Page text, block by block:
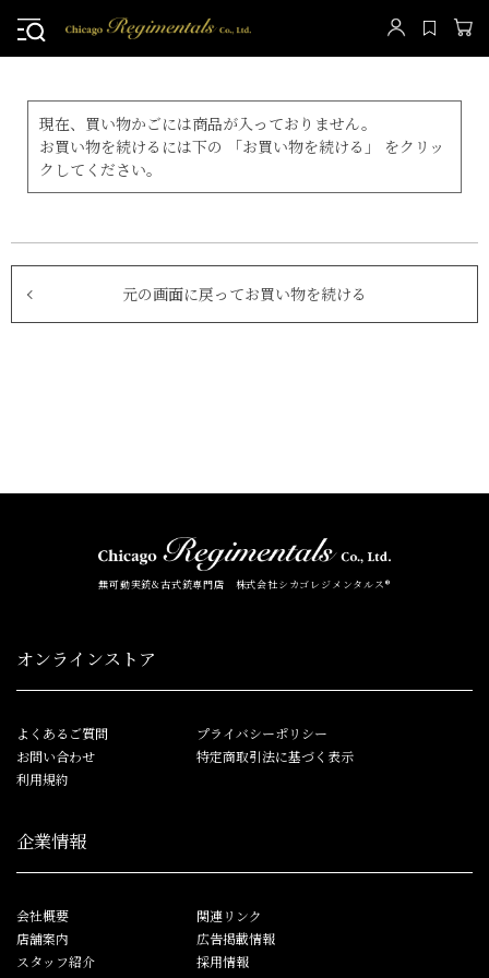
現在、買い物かごには商品が入っておりません。
お買い物を続けるには下の 「お買い物を続ける」 をクリッ
クしてください。
元の画面に戻ってお買い物を続ける
無可動実銃&古式銃専門店 株式会社シカゴレジメンタルス®
オンラインストア
よくあるご質問
お問い合わせ
利用規約
プライバシーポリシー
特定商取引法に基づく表示
企業情報
会社概要
店舗案内
スタッフ紹介
関連リンク
広告掲載情報
採用情報